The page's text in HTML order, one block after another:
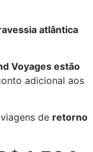
atlântica
Voyages estão
adicional aos
de retorno